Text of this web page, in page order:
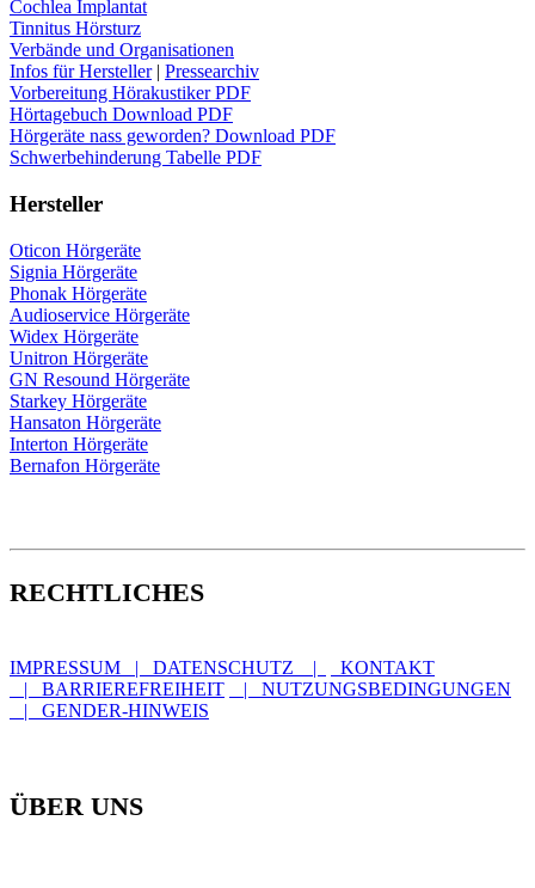
Cochlea Implantat
Tinnitus Hörsturz
Verbände und Organisationen
Infos für Hersteller| Pressearchiv
Vorbereitung Hörakustiker PDF
Hörtagebuch Download PDF
Hörgeräte nass geworden? Download PDF
Schwerbehinderung Tabelle PDF
Hersteller
Oticon Hörgeräte
Signia Hörgeräte
Phonak Hörgeräte
Audioservice Hörgeräte
Widex Hörgeräte
Unitron Hörgeräte
GN Resound Hörgeräte
Starkey Hörgeräte
Hansaton Hörgeräte
Interton Hörgeräte
Bernafon Hörgeräte
RECHTLICHES
IMPRESSUM | DATENSCHUTZ |
KONTAKT
| BARRIEREFREIHEIT
| NUTZUNGSBEDINGUNGEN
| GENDER-HINWEIS
ÜBER UNS